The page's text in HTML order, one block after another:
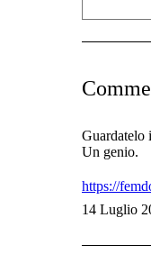
Guardatelo
Un genio.
https://
14 Luglio